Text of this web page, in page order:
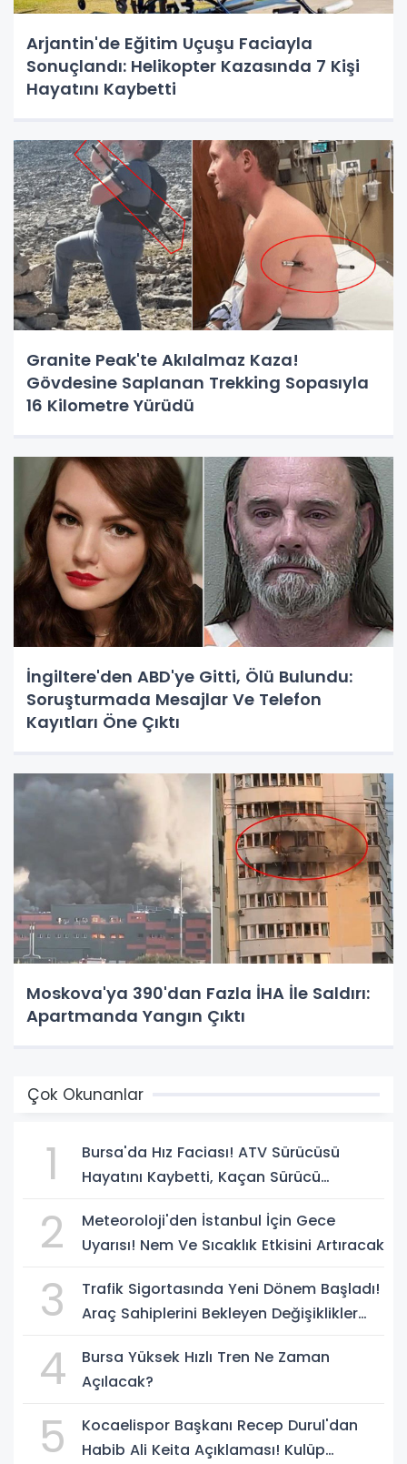
Arjantin'de Eğitim Uçuşu Faciayla
Sonuçlandı: Helikopter Kazasında 7 Kişi
Hayatını Kaybetti
Granite Peak'te Akılalmaz Kaza!
Gövdesine Saplanan Trekking Sopasıyla
16 Kilometre Yürüdü
İngiltere'den ABD'ye Gitti, Ölü Bulundu:
Soruşturmada Mesajlar Ve Telefon
Kayıtları Öne Çıktı
Moskova'ya 390'dan Fazla İHA İle Saldırı:
Apartmanda Yangın Çıktı
Çok Okunanlar
1
Bursa'da Hız Faciası! ATV Sürücüsü
Hayatını Kaybetti, Kaçan Sürücü
2
Meteoroloji'den İstanbul İçin Gece
Uyarısı! Nem Ve Sıcaklık Etkisini Artıracak
3
Trafik Sigortasında Yeni Dönem Başladı!
Araç Sahiplerini Bekleyen Değişiklikler
4
Bursa Yüksek Hızlı Tren Ne Zaman
Açılacak?
5
Kocaelispor Başkanı Recep Durul'dan
Habib Ali Keita Açıklaması! Kulüp